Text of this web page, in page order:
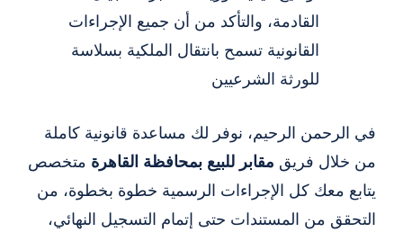
القادمة، والتأكد من أن جميع الإجراءات
القانونية تسمح بانتقال الملكية بسلاسة
للورثة الشرعيين
في الرحمن الرحيم، نوفر لك مساعدة قانونية كاملة
من خلال فريق مقابر للبيع بمحافظة القاهرة متخصص
يتابع معك كل الإجراءات الرسمية خطوة بخطوة، من
التحقق من المستندات حتى إتمام التسجيل النهائي،